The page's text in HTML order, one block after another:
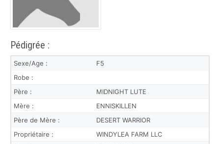
Pédigrée :
Sexe/Age :
F5
Robe :
Père :
MIDNIGHT LUTE
Mère :
ENNISKILLEN
Père de Mère :
DESERT WARRIOR
Propriétaire :
WINDYLEA FARM LLC